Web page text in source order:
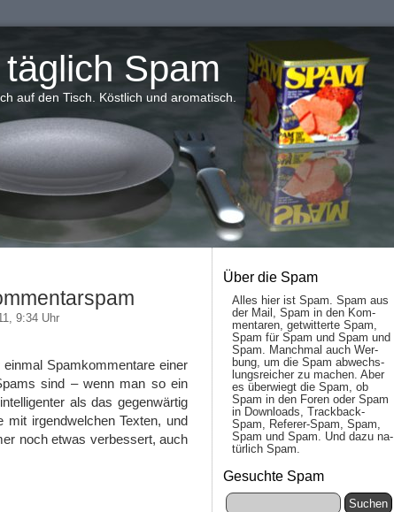
Spam
auf den Tisch. Köstlich und aromatisch.
9:34 Uhr
Spamkommentare einer
sind – wenn man so ein
als das gegenwärtig
mit irgendwelchen Texten, und
noch etwas verbessert, auch
Über die Spam
Alles hier ist Spam. Spam aus
der Mail, Spam in den Kom­
men­taren, ge­twit­ter­te Spam,
Spam für Spam und Spam und
Spam. Manch­mal auch Wer­
bung, um die Spam ab­wechs­
lungs­reich­er zu mach­en. Aber
es über­wiegt die Spam, ob
Spam in den Fo­ren oder Spam
in Down­loads, Track­back-
Spam, Re­fe­rer-Spam, Spam,
Spam und Spam. Und da­zu na­
tür­lich Spam.
Gesuchte Spam